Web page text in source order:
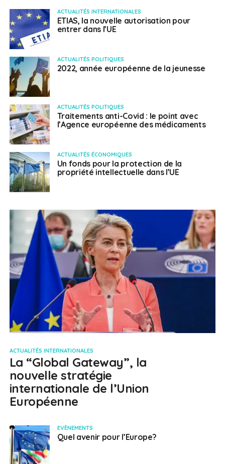
ACTUALITÉS INTERNATIONALES
ETIAS, la nouvelle autorisation pour
entrer dans l’UE
ACTUALITÉS POLITIQUES
2022, année européenne de la jeunesse
ACTUALITÉS POLITIQUES
Traitements anti-Covid : le point avec
l’Agence européenne des médicaments
ACTUALITÉS ÉCONOMIQUES
Un fonds pour la protection de la
propriété intellectuelle dans l’UE
ACTUALITÉS INTERNATIONALES
La “Global Gateway”, la
nouvelle stratégie
internationale de l’Union
Européenne
EVÈNEMENTS
Quel avenir pour l’Europe?